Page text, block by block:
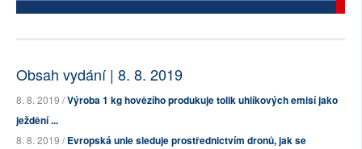
Obsah vydání | 8. 8. 2019
8. 8. 2019 /Výroba 1 kg hovězího produkuje tolik uhlíkových emisí jako
ježdění ...
8. 8. 2019 /Evropská unie sleduje prostřednictvím dronů, jak se